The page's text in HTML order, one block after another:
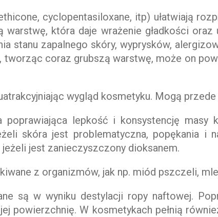
cyclopentasiloxane, itp) ułatwiają
która daje wrażenie gładkości oraz
stanu zapalnego skóry, wyprysków,
tworząc coraz grubszą warstwę, może on
wygląd kosmetyku. Mogą
poprawiająca lepkość i konsystencję masy
skóra jest problematyczna, popękania i
jest zanieczyszczony dioksanem.
z organizmów, jak np. miód pszczeli,
są w wyniku destylacji ropy naftowej.
powierzchnię. W kosmetykach pełnią